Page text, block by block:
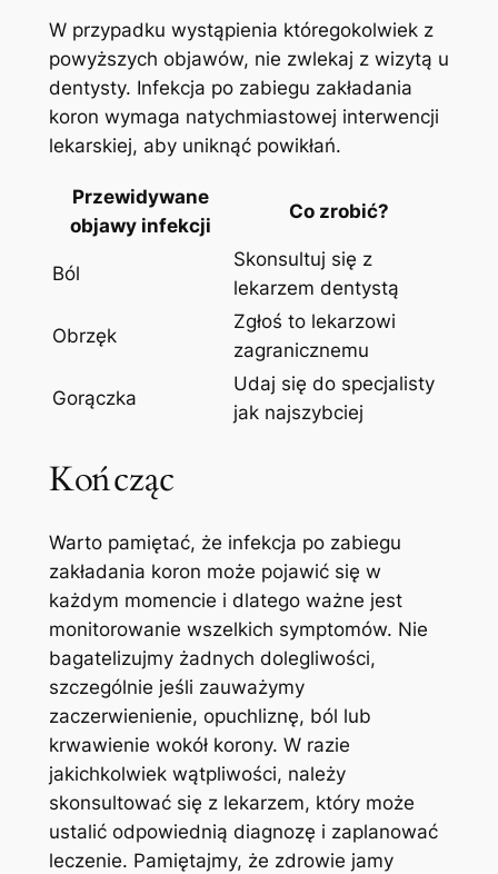
W przypadku wystąpienia⁤ któregokolwiek z
powyższych⁤ objawów, nie zwlekaj ⁤z wizytą ‌u
dentysty. Infekcja po zabiegu zakładania
⁤koron‍ wymaga natychmiastowej interwencji⁤
lekarskiej, aby uniknąć powikłań.
Przewidywane
objawy infekcji
Co zrobić?
Ból
Skonsultuj się‌ z
⁢lekarzem dentystą
Obrzęk
Zgłoś to lekarzowi
zagranicznemu
Gorączka
Udaj się ⁤do specjalisty
⁤jak najszybciej
Kończąc
Warto pamiętać, że infekcja po ‍zabiegu
⁢zakładania ⁤koron może pojawić się w
każdym ‌momencie i⁢ dlatego⁢ ważne⁢ jest
monitorowanie wszelkich symptomów. Nie
bagatelizujmy ⁣żadnych dolegliwości,
⁤szczególnie ⁣jeśli zauważymy
zaczerwienienie, opuchliznę, ból lub
⁢krwawienie wokół korony. ⁤W razie
jakichkolwiek⁤ wątpliwości, należy
skonsultować się ‍z lekarzem, który ‍może
ustalić ‍odpowiednią ‌diagnozę i zaplanować
leczenie. Pamiętajmy, że zdrowie​ jamy